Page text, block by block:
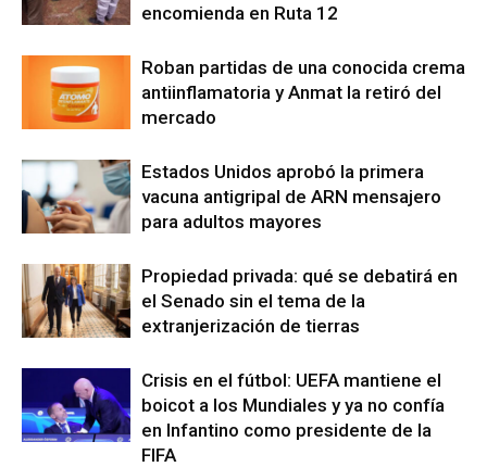
encomienda en Ruta 12
Roban partidas de una conocida crema
antiinflamatoria y Anmat la retiró del
mercado
Estados Unidos aprobó la primera
vacuna antigripal de ARN mensajero
para adultos mayores
Propiedad privada: qué se debatirá en
el Senado sin el tema de la
extranjerización de tierras
Crisis en el fútbol: UEFA mantiene el
boicot a los Mundiales y ya no confía
en Infantino como presidente de la
FIFA